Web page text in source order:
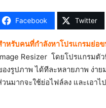
Facebook Twitter
ำหรับคนที่กำลังหาโปรแกรมย่อ
Resizer โดยโปรแกรมตั
องรูปภาพ ได้ทีละหลายภาพ ง่าย
วนมากจะใช้ย่อไฟล์ลง และเอา